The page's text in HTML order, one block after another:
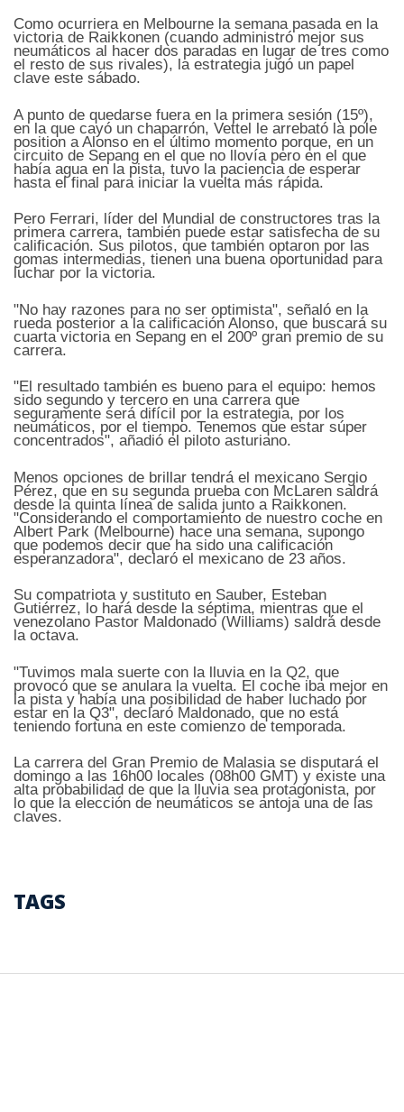
Como ocurriera en Melbourne la semana pasada en la
victoria de Raikkonen (cuando administró mejor sus
neumáticos al hacer dos paradas en lugar de tres como
el resto de sus rivales), la estrategia jugó un papel
clave este sábado.
A punto de quedarse fuera en la primera sesión (15º),
en la que cayó un chaparrón, Vettel le arrebató la pole
position a Alonso en el último momento porque, en un
circuito de Sepang en el que no llovía pero en el que
había agua en la pista, tuvo la paciencia de esperar
hasta el final para iniciar la vuelta más rápida.
Pero Ferrari, líder del Mundial de constructores tras la
primera carrera, también puede estar satisfecha de su
calificación. Sus pilotos, que también optaron por las
gomas intermedias, tienen una buena oportunidad para
luchar por la victoria.
"No hay razones para no ser optimista", señaló en la
rueda posterior a la calificación Alonso, que buscará su
cuarta victoria en Sepang en el 200º gran premio de su
carrera.
"El resultado también es bueno para el equipo: hemos
sido segundo y tercero en una carrera que
seguramente será difícil por la estrategia, por los
neumáticos, por el tiempo. Tenemos que estar súper
concentrados", añadió el piloto asturiano.
Menos opciones de brillar tendrá el mexicano Sergio
Pérez, que en su segunda prueba con McLaren saldrá
desde la quinta línea de salida junto a Raikkonen.
"Considerando el comportamiento de nuestro coche en
Albert Park (Melbourne) hace una semana, supongo
que podemos decir que ha sido una calificación
esperanzadora", declaró el mexicano de 23 años.
Su compatriota y sustituto en Sauber, Esteban
Gutiérrez, lo hará desde la séptima, mientras que el
venezolano Pastor Maldonado (Williams) saldrá desde
la octava.
"Tuvimos mala suerte con la lluvia en la Q2, que
provocó que se anulara la vuelta. El coche iba mejor en
la pista y había una posibilidad de haber luchado por
estar en la Q3", declaró Maldonado, que no está
teniendo fortuna en este comienzo de temporada.
La carrera del Gran Premio de Malasia se disputará el
domingo a las 16h00 locales (08h00 GMT) y existe una
alta probabilidad de que la lluvia sea protagonista, por
lo que la elección de neumáticos se antoja una de las
claves.
TAGS